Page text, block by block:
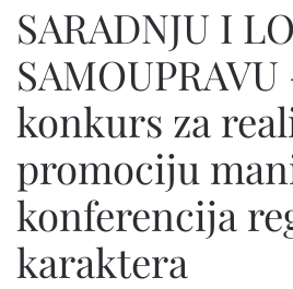
SARADNJU I
SAMOUPRAVU
konkurs za
promociju
konferencija
karaktera